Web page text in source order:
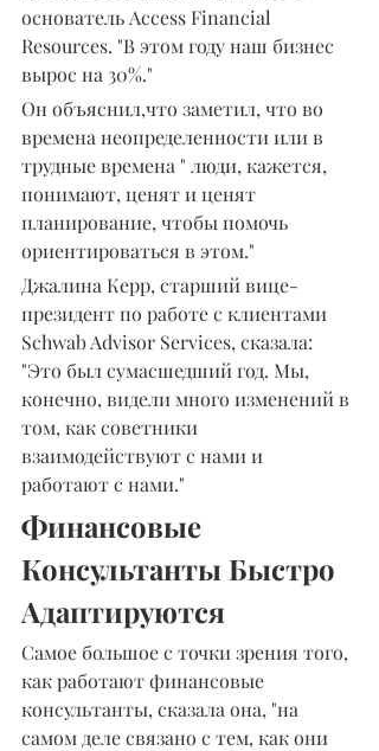
основатель Access Financial
Resources. "В этом году наш бизнес
вырос на 30%."
Он объяснил,что заметил, что во
времена неопределенности или в
трудные времена " люди, кажется,
понимают, ценят и ценят
планирование, чтобы помочь
ориентироваться в этом."
Джалина Керр, старший вице-
президент по работе с клиентами
Schwab Advisor Services, сказала:
"Это был сумасшедший год. Мы,
конечно, видели много изменений в
том, как советники
взаимодействуют с нами и
работают с нами."
Финансовые
Консультанты Быстро
Адаптируются
Самое большое с точки зрения того,
как работают финансовые
консультанты, сказала она, "на
самом деле связано с тем, как они